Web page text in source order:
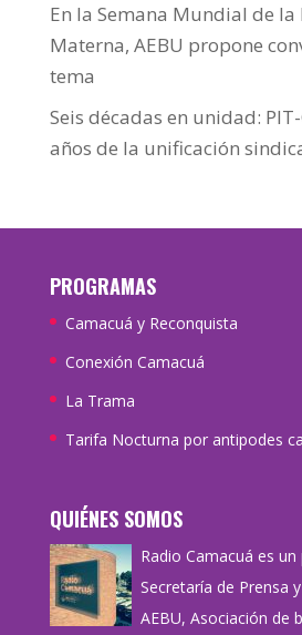
En la Semana Mundial de la
Materna, AEBU propone
tema
Seis décadas en unidad:
años de la unificación
PROGRAMAS
Camacuá y Reconquista
Conexión Camacuá
La Trama
Tarifa Nocturna por antipodes
QUIÉNES SOMOS
Radio Camacuá es
Secretaría de Prensa
AEBU, Asociación de